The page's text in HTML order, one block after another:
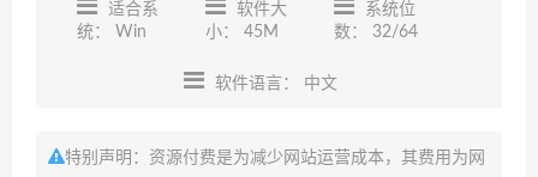
适合系
统： Win
软件大
小： 45M
系统位
数： 32/64
软件语言： 中文
特别声明：资源付费是为减少网站运营成本，其费用为网